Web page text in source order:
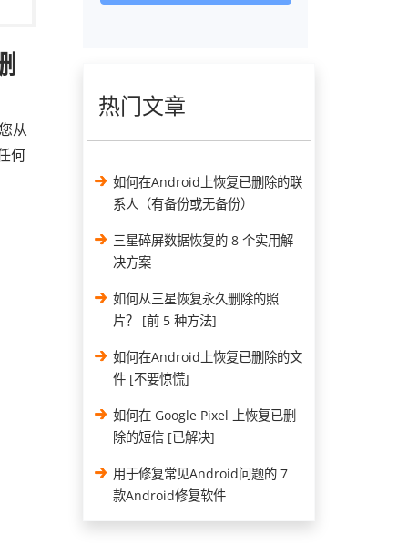
从
何
热门文章
如何在Android上恢复已删除的联
系人（有备份或无备份）
三星碎屏数据恢复的 8 个实用解
决方案
如何从三星恢复永久删除的照
片？ [前 5 种方法]
如何在Android上恢复已删除的文
件 [不要惊慌]
如何在 Google Pixel 上恢复已删
除的短信 [已解决]
用于修复常见Android问题的 7
款Android修复软件